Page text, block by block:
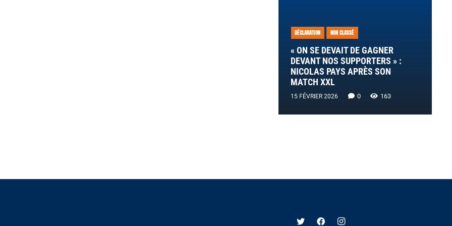
DÉCLARATION NON CLASSÉ
« ON SE DEVAIT DE GAGNER
DEVANT NOS SUPPORTERS » :
NICOLAS PAYS APRÈS SON
MATCH XXL
15 FÉVRIER 2026 0 163